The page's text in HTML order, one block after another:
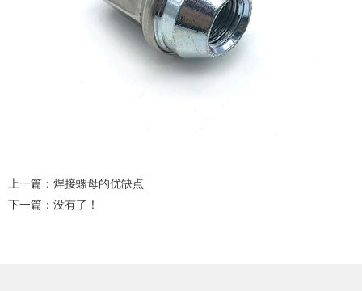
上一篇： 焊接螺母的优缺点
下一篇：没有了！